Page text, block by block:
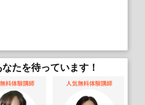
たを待っています！